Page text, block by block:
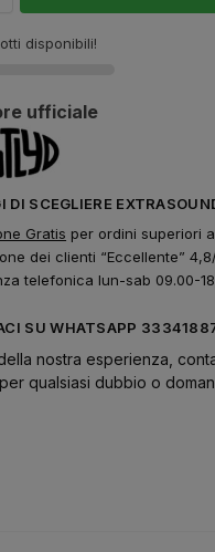
disponibili!
ufficiale
DI SCEGLIERE
Gratis per ordini superiori
dei clienti “Eccellente”
telefonica lun-sab 09.00-
SU WHATSAPP
nostra esperienza,
qualsiasi dubbio o